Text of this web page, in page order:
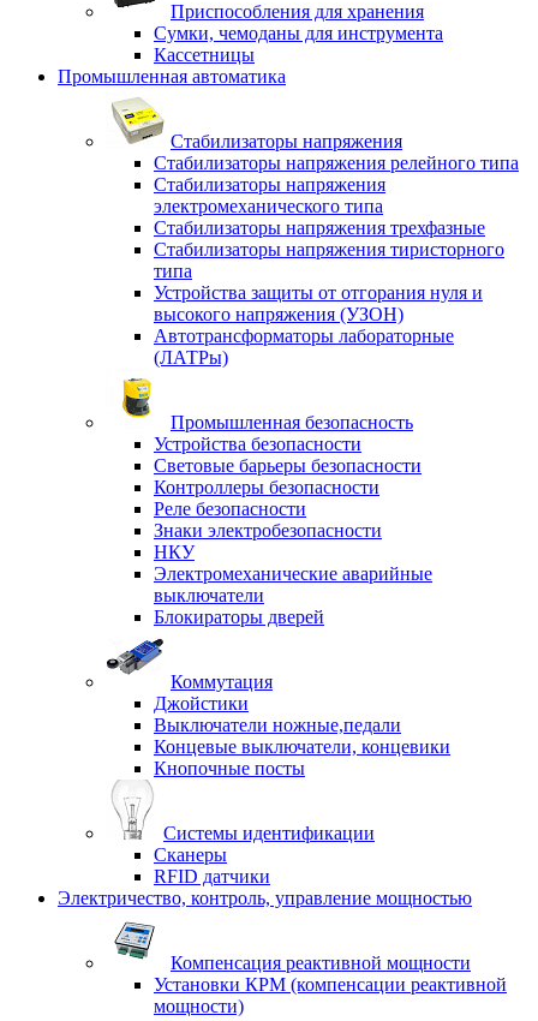
Приспособления для хранения
Сумки, чемоданы для инструмента
Кассетницы
Промышленная автоматика
Стабилизаторы напряжения
Стабилизаторы напряжения релейного типа
Стабилизаторы напряжения
электромеханического типа
Стабилизаторы напряжения трехфазные
Стабилизаторы напряжения тиристорного
типа
Устройства защиты от отгорания нуля и
высокого напряжения (УЗОН)
Автотрансформаторы лабораторные
(ЛАТРы)
Промышленная безопасность
Устройства безопасности
Световые барьеры безопасности
Контроллеры безопасности
Реле безопасности
Знаки электробезопасности
НКУ
Электромеханические аварийные
выключатели
Блокираторы дверей
Коммутация
Джойстики
Выключатели ножные,педали
Концевые выключатели, концевики
Кнопочные посты
Системы идентификации
Сканеры
RFID датчики
Электричество, контроль, управление мощностью
Компенсация реактивной мощности
Установки КРМ (компенсации реактивной
мощности)